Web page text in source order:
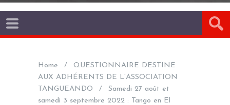
Home
QUESTIONNAIRE DESTINE
AUX ADHÉRENTS DE L’ASSOCIATION
TANGUEANDO
Samedi 27 août et
samedi 3 septembre 2022 : Tango en El